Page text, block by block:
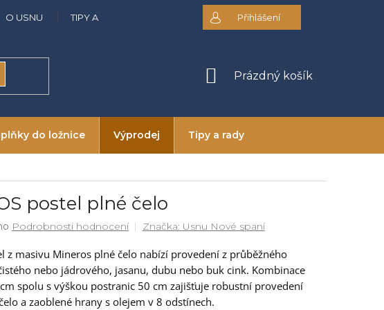
O USNU TIPY A RADY DOPRAVA A PLATBA OBCHODNÍ PODMÍNKY
Přihlášení
NÁKUPNÍ
Prázdný košík
do ložnice Výprodej Tipy a rady
postel plné čelo
Podrobnosti hodnocení Značka: Usnu Nové spaní
z masivu Mineros plné čelo nabízí provedení z průběžného
nebo jádrového, jasanu, dubu nebo buk cink. Kombinace
spolu s výškou postranic 50 cm zajišťuje robustní provedení
a zaoblené hrany s olejem v 8 odstínech.